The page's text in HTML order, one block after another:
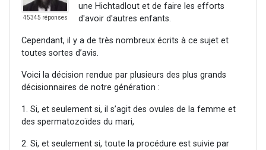
45345 réponses
une Hichtadlout et de faire les efforts
d'avoir d'autres enfants.
Cependant, il y a de très nombreux écrits à ce sujet et
toutes sortes d’avis.
Voici la décision rendue par plusieurs des plus grands
décisionnaires de notre génération :
1. Si, et seulement si, il s’agit des ovules de la femme et
des spermatozoïdes du mari,
2. Si, et seulement si, toute la procédure est suivie par